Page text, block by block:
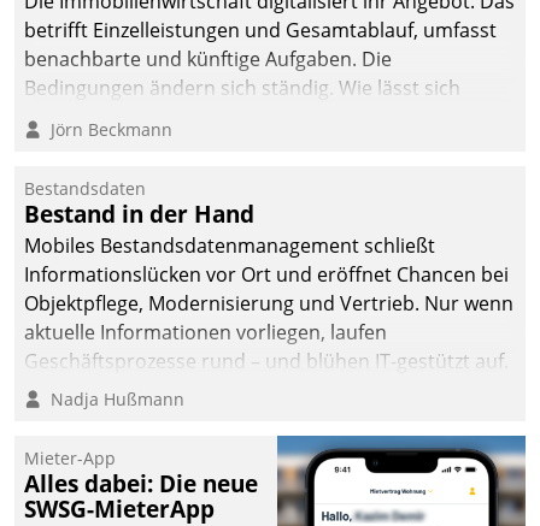
betrifft Einzelleistungen und Gesamtablauf, umfasst
benachbarte und künftige Aufgaben. Die
Bedingungen ändern sich ständig. Wie lässt sich
technisch die Kontrolle wahren und zugleich Freiraum
fürs Wachsen öffnen?
Jörn Beckmann
Bestandsdaten
Bestand in der Hand
Mobiles Bestandsdatenmanagement schließt
Informationslücken vor Ort und eröffnet Chancen bei
Objektpflege, Modernisierung und Vertrieb. Nur wenn
aktuelle Informationen vorliegen, laufen
Geschäftsprozesse rund – und blühen IT-gestützt auf.
Nadja Hußmann
Mieter-App
Alles dabei: Die neue
SWSG-MieterApp